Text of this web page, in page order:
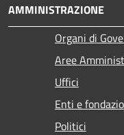
AMMINISTRAZIONE
Organi di
Aree
Uffici
Enti e
Politici